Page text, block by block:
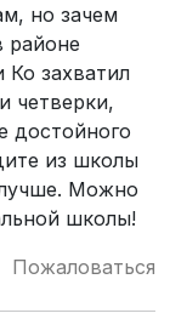
но зачем
районе
Ко захватил
четверки,
достойного
из школы
Можно
школы!
Пожаловаться